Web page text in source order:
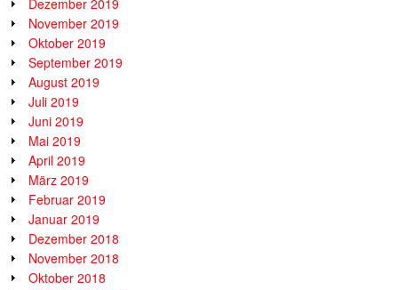
Dezember 2019
November 2019
Oktober 2019
September 2019
August 2019
Juli 2019
Juni 2019
Mai 2019
April 2019
März 2019
Februar 2019
Januar 2019
Dezember 2018
November 2018
Oktober 2018